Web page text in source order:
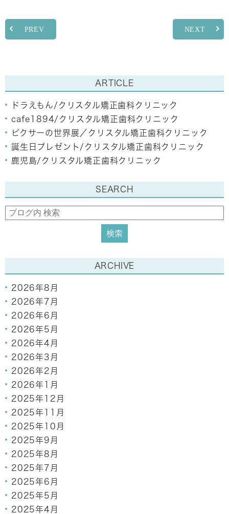
PREV NEXT
ARTICLE
ドラえもん/クリスタル矯正歯科クリニック
cafe1894/クリスタル矯正歯科クリニック
ピクサーの世界展／クリスタル矯正歯科クリニック
誕生日プレゼント/クリスタル矯正歯科クリニック
鹿児島/クリスタル矯正歯科クリニック
SEARCH
ARCHIVE
2026年8月
2026年7月
2026年6月
2026年5月
2026年4月
2026年3月
2026年2月
2026年1月
2025年12月
2025年11月
2025年10月
2025年9月
2025年8月
2025年7月
2025年6月
2025年5月
2025年4月